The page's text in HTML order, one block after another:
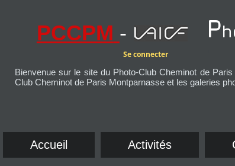
PCCPM -
Se connecter
P
Bienvenue sur le site du Photo-Club Cheminot de
Club Cheminot de Paris Montparnasse et les galeries
Accueil Activités